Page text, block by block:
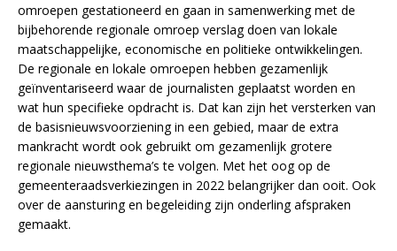
omroepen gestationeerd en gaan in samenwerking met de
bijbehorende regionale omroep verslag doen van lokale
maatschappelijke, economische en politieke ontwikkelingen.
De regionale en lokale omroepen hebben gezamenlijk
geïnventariseerd waar de journalisten geplaatst worden en
wat hun specifieke opdracht is. Dat kan zijn het versterken van
de basisnieuwsvoorziening in een gebied, maar de extra
mankracht wordt ook gebruikt om gezamenlijk grotere
regionale nieuwsthema’s te volgen. Met het oog op de
gemeenteraadsverkiezingen in 2022 belangrijker dan ooit. Ook
over de aansturing en begeleiding zijn onderling afspraken
gemaakt.